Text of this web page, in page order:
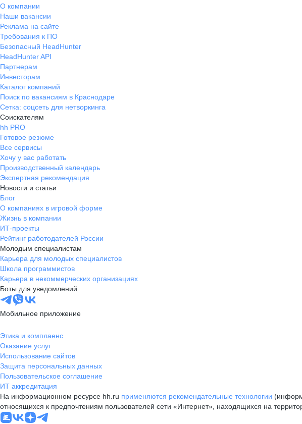
О компании
Наши вакансии
Реклама на сайте
Требования к ПО
Безопасный HeadHunter
HeadHunter API
Партнерам
Инвесторам
Каталог компаний
Поиск по вакансиям в Краснодаре
Сетка: соцсеть для нетворкинга
Соискателям
hh PRO
Готовое резюме
Все сервисы
Хочу у вас работать
Производственный календарь
Экспертная рекомендация
Новости и статьи
Блог
О компаниях в игровой форме
Жизнь в компании
ИТ-проекты
Рейтинг работодателей России
Молодым специалистам
Карьера для молодых специалистов
Школа программистов
Карьера в некоммерческих организациях
Боты для уведомлений
Мобильное приложение
Этика и комплаенс
Оказание услуг
Использование сайтов
Защита персональных данных
Пользовательское соглашение
ИТ аккредитация
На информационном ресурсе hh.ru применяются рекомендательные технологии
относящихся к предпочтениям пользователей сети «Интернет», находящихся на